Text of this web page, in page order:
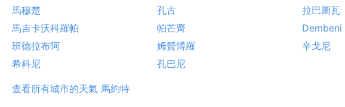
馬穆楚 孔古 拉巴圖瓦
馬吉卡沃科羅帕
帕芒齊 Dembeni
班德拉布阿
姆贊博羅 辛戈尼
希科尼
孔巴尼
查看所有城市的天氣 馬約特